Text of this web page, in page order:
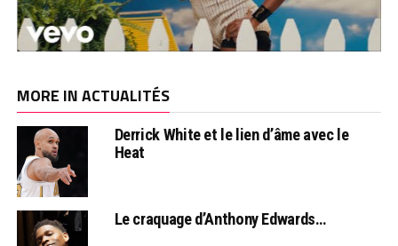
MORE IN ACTUALITÉS
Derrick White et le lien d’âme avec le
Heat
Le craquage d’Anthony Edwards…